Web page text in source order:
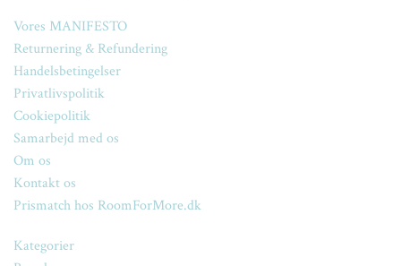
Vores MANIFESTO
Returnering & Refundering
Handelsbetingelser
Privatlivspolitik
Cookiepolitik
Samarbejd med os
Om os
Kontakt os
Prismatch hos RoomForMore.dk
Kategorier